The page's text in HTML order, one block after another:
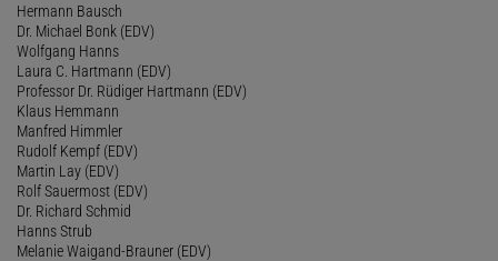
Hermann Bausch
Dr. Michael Bonk (EDV)
Wolfgang Hanns
Laura C. Hartmann (EDV)
Professor Dr. Rüdiger Hartmann (EDV)
Klaus Hemmann
Manfred Himmler
Rudolf Kempf (EDV)
Martin Lay (EDV)
Rolf Sauermost (EDV)
Dr. Richard Schmid
Hanns Strub
Melanie Waigand-Brauner (EDV)